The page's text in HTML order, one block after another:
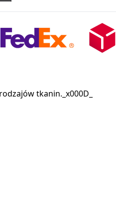
tkanin._x000D_